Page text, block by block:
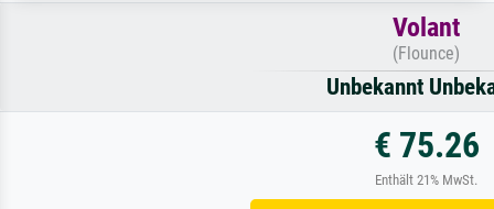
Volant
(Flounce)
Unbekannt
€ 75.26
Enthält 21% MwSt.